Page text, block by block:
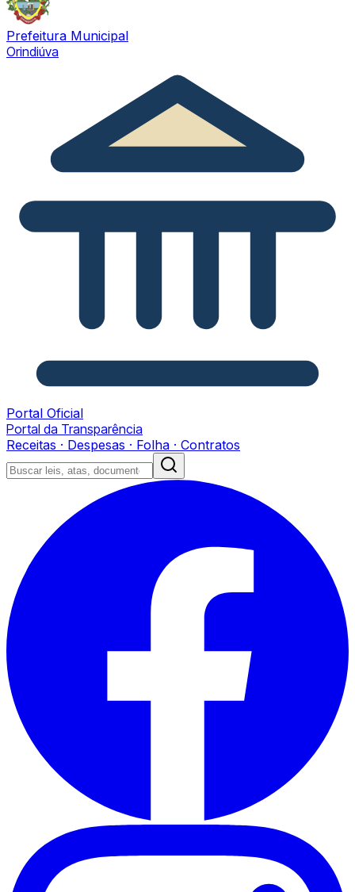
Prefeitura Municipal
Orindiúva
Portal Oficial
Portal da Transparência
Receitas · Despesas · Folha · Contratos